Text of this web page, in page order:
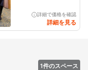
詳細で価格を確認
詳細を見る
1件のスペース